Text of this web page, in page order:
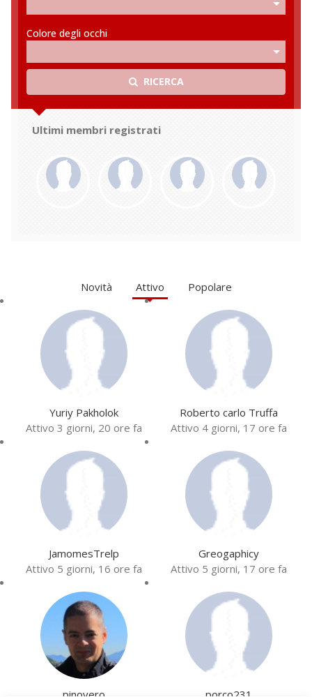
Colore degli occhi
RICERCA
Ultimi membri registrati
Novità Attivo Popolare
Yuriy Pakholok
Attivo 3 giorni, 20 ore fa
Roberto carlo Truffa
Attivo 4 giorni, 17 ore fa
JamomesTrelp
Attivo 5 giorni, 16 ore fa
Greogaphicy
Attivo 5 giorni, 17 ore fa
pinovero porco231